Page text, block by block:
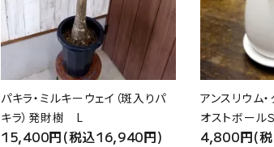
パキラ・ミルキーウェイ（斑入りパ
キラ）発財樹 L
15,400円(税込16,940円)
アンスリウム
オストボールＳ
4,800円(